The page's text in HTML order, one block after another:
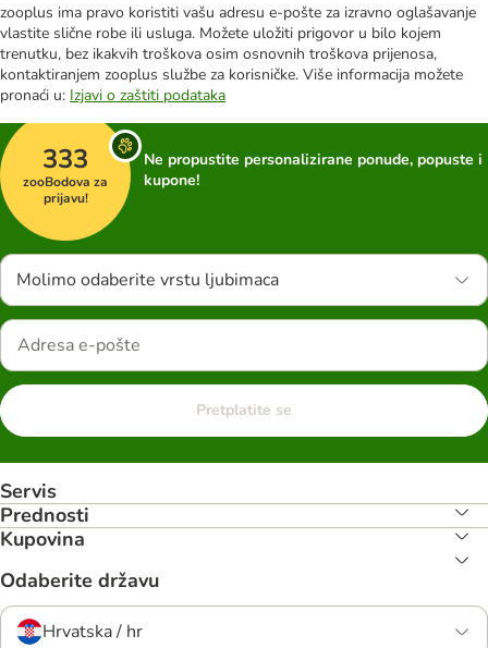
zooplus ima pravo koristiti vašu adresu e-pošte za izravno oglašavanje
vlastite slične robe ili usluga. Možete uložiti prigovor u bilo kojem
trenutku, bez ikakvih troškova osim osnovnih troškova prijenosa,
kontaktiranjem zooplus službe za korisničke. Više informacija možete
pronaći u: Izjavi o zaštiti podataka
333
zooBodova za
prijavu!
Ne propustite personalizirane ponude, popuste i
kupone!
Molimo odaberite vrstu ljubimaca
Pretplatite se
Servis
Prednosti
Kupovina
Odaberite državu
Hrvatska / hr